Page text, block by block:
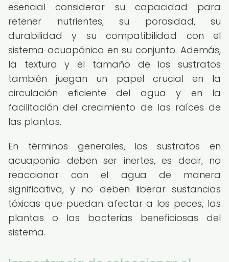
esencial considerar su capacidad para
retener nutrientes, su porosidad, su
durabilidad y su compatibilidad con el
sistema acuapónico en su conjunto. Además,
la textura y el tamaño de los sustratos
también juegan un papel crucial en la
circulación eficiente del agua y en la
facilitación del crecimiento de las raíces de
las plantas.
En términos generales, los sustratos en
acuaponía deben ser inertes, es decir, no
reaccionar con el agua de manera
significativa, y no deben liberar sustancias
tóxicas que puedan afectar a los peces, las
plantas o las bacterias beneficiosas del
sistema.